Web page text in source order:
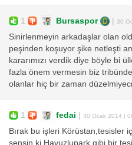
1 Bursaspor | 30
Sinirlenmeyin arkadaşlar olan
peşinden koşuyor şike netleşti
kararımızı verdik diye böyle bi
fazla önem vermesin biz
olanlar hiç bir zaman
1 fedai | 30 Ocak 2014 |
Bırak bu işleri Körüstan,tesisler
sensin ki Havuzlupark gibi bir